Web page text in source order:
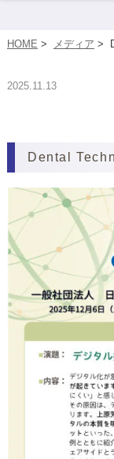
HOME > メディア >
2025.11.13
Dental